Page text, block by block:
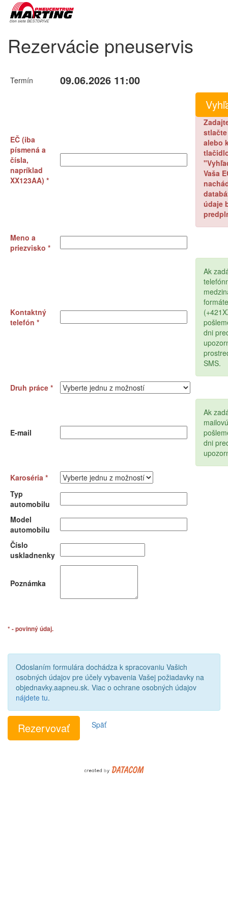
Rezervácie pneuservis
Termín 09.06.2026 11:00
EČ (iba
písmená a
čísla,
napríklad
XX123AA) *
stlačte
alebo
Vaša
údaje
Meno a
priezvisko *
Kontaktný
telefón *
Ak
formáte
dni
SMS.
Druh práce *
E-mail
Ak
dni
Karoséria *
Typ
automobilu
Model
automobilu
Číslo
uskladnenky
Poznámka
* - povinný údaj.
Odoslaním formulára dochádza k spracovaniu Vašich
osobných údajov pre účely vybavenia Vašej požiadavky na
objednavky.aapneu.sk. Viac o ochrane osobných údajov
nájdete tu.
Späť